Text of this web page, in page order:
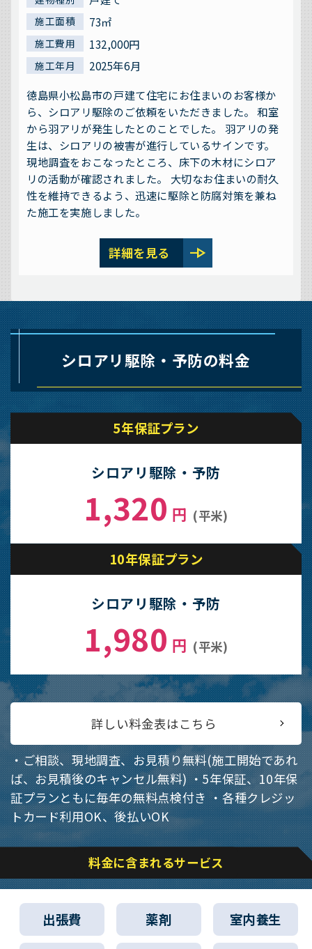
施工面積 73㎡
施工費用 132,000円
施工年月
2025年6月
徳島県小松島市の戸建て住宅にお住まいのお客様か
ら、シロアリ駆除のご依頼をいただきました。 和室
から羽アリが発生したとのことでした。 羽アリの発
生は、シロアリの被害が進行しているサインです。
現地調査をおこなったところ、床下の木材にシロア
リの活動が確認されました。 大切なお住まいの耐久
性を維持できるよう、迅速に駆除と防腐対策を兼ね
た施工を実施しました。
詳細を見る line_end_arrow
シロアリ駆除・予防の料金
5年保証プラン
シロアリ駆除・予防
1,320 円 (平米)
10年保証プラン
シロアリ駆除・予防
1,980 円 (平米)
詳しい料金表はこちら
・ご相談、現地調査、お見積り無料(施工開始であれ
ば、お見積後のキャンセル無料)・5年保証、10年保
証プランともに毎年の無料点検付き ・各種クレジッ
トカード利用OK、後払いOK
料金に含まれるサービス
出張費 薬剤 室内養生